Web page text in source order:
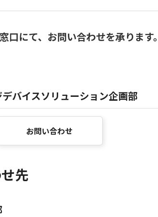
口にて、お問い合わせを承ります
バイスソリューション企画部
お問い合わせ
先